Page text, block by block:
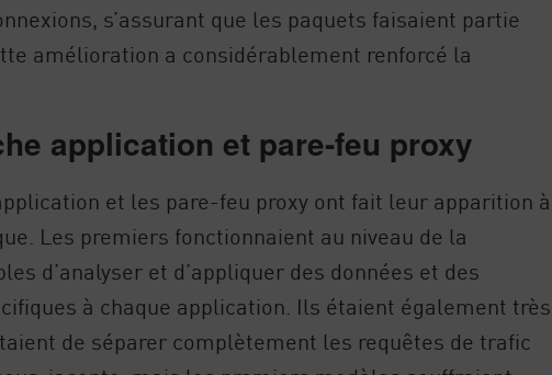
s’assurant que les paquets faisaient partie
amélioration a considérablement renforcé la
application et pare-feu proxy
et les pare-feu proxy ont fait leur apparition à
Les premiers fonctionnaient au niveau de la
d’analyser et d’appliquer des données et des
à chaque application. Ils étaient également très
de séparer complètement les requêtes de trafic